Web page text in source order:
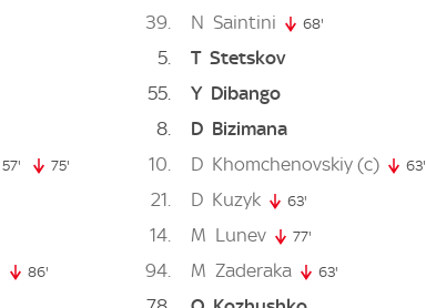
57' 57. minute
75'
33. minute
86'
39
N Saintini 68'
5 T Stetskov
55
Y Dibango
8
D Bizimana
10
D Khomchenovskiy(c) 63'
21 D Kuzyk 63'
14 M Lunev 77'
94 M Zaderaka 63'